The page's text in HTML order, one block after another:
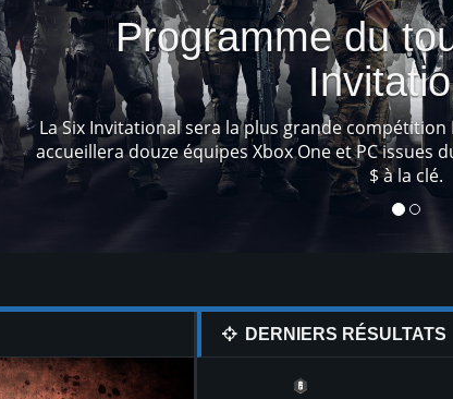
Ces pendentifs sont universels et
DERNIERS RÉSULTATS